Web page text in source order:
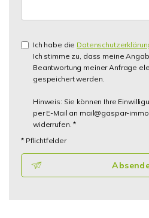
Ich habe die
Ich stimme zu, dass meine
Beantwortung meiner Anfrage
gespeichert werden.
Hinweis: Sie können Ihre
per E-Mail an mail@gaspar-
widerrufen. *
* Pflichtfelder